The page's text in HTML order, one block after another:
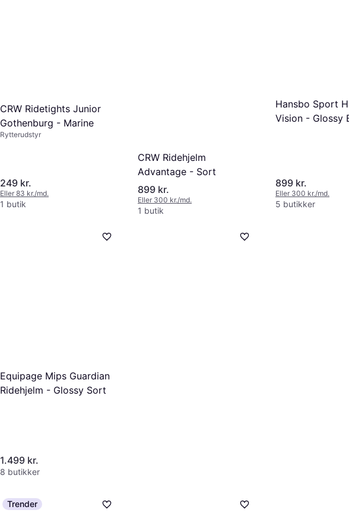
CRW Ridetights Junior
Gothenburg - Marine
Rytterudstyr
249 kr.
Eller 83 kr./md.
1 butik
CRW Ridehjelm
Advantage - Sort
899 kr.
Eller 300 kr./md.
1 butik
Hansbo Sport
Vision - Glossy
899 kr.
Eller 300 kr./md.
5 butikker
Equipage Mips Guardian
Ridehjelm - Glossy Sort
1.499 kr.
8 butikker
Trender